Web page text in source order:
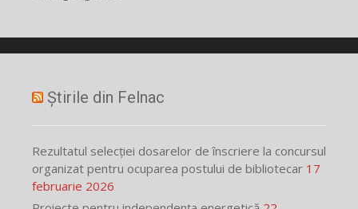
Știrile din Felnac
Rezultatul selecției dosarelor de înscriere la concursul
organizat pentru ocuparea postului de bibliotecar 17
februarie 2026